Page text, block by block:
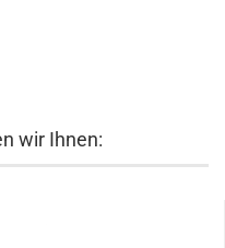
wir Ihnen: